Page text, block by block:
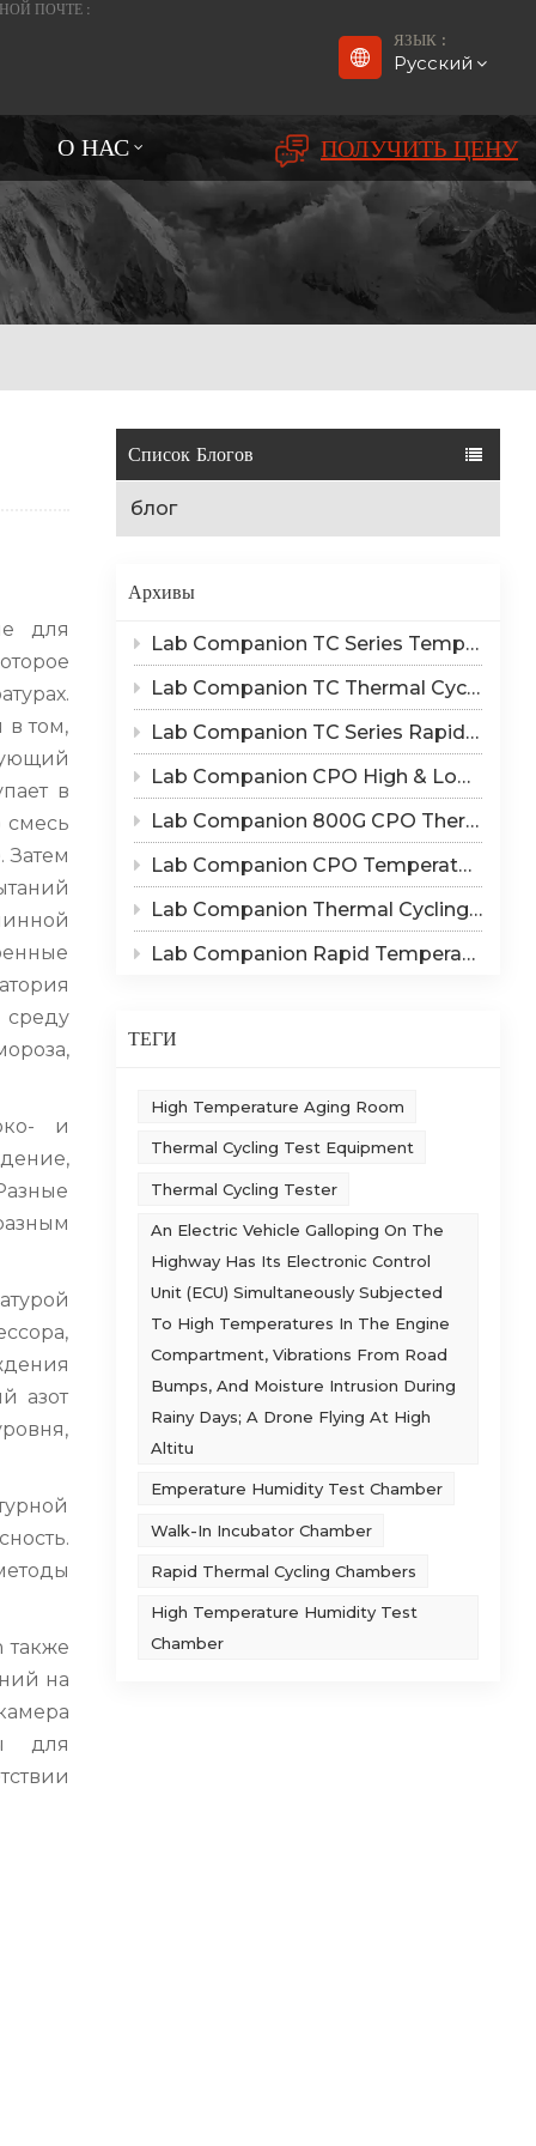
ПОЧТЕ :
ЯЗЫК :
Русский
Español
日本語
Tiếng Việt
中文
О НАС ПОЛУЧИТЬ ЦЕНУ
Список Блогов
блог
Архивы
Lab Companion TC Series Temperature Cycling vs TS Series Thermal Shock Test Chamber – Application & Selection Guide
Lab Companion TC Thermal Cycle vs TS Thermal Shock Test: Mechanisms of Thermo-Mechanical Failure and Equipment Parameter Correlation
Lab Companion TC Series Rapid Temperature Change Chamber: 1℃/min~25℃/min | The Truth of CPO Thermal Cycling Rate
Lab Companion CPO High & Low Temperature Aging Chamber – Ultimate Solution for Silicon Photonics Long-Term Reliability Validation
Lab Companion 800G CPO Thermal Cycling Test Equipment — Reliable Solution for High-Speed Optical Device Qualification
Lab Companion CPO Temperature & Humidity Test Chambers: Reliable Environmental Testing Solutions for Co-packaged Optics Reliability Validation
Lab Companion Thermal Cycling Chamber for Optical Module Performance Testing
Lab Companion Rapid Temperature Change Test Chamber: Core Testing Equipment for 800G CPO Thermal Cycling Validation
ТЕГИ
High Temperature Aging Room
Thermal Cycling Test Equipment
Thermal Cycling Tester
An Electric Vehicle Galloping On The
Highway Has Its Electronic Control
Unit (ECU) Simultaneously Subjected
To High Temperatures In The Engine
Compartment, Vibrations From Road
Bumps, And Moisture Intrusion During
Rainy Days; A Drone Flying At High
Altitu
Emperature Humidity Test Chamber
Walk-In Incubator Chamber
Rapid Thermal Cycling Chambers
High Temperature Humidity Test
Chamber
для
в том,
в
смесь
Затем
среду
и
азот
также
на
для